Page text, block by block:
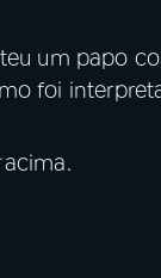
um papo
foi
acima.